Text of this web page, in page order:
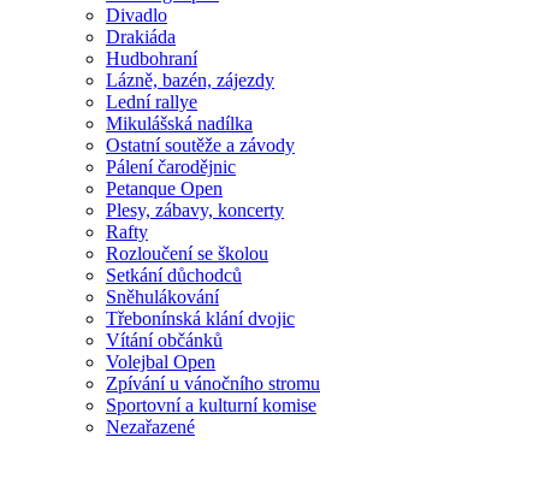
Divadlo
Drakiáda
Hudbohraní
Lázně, bazén, zájezdy
Lední rallye
Mikulášská nadílka
Ostatní soutěže a závody
Pálení čarodějnic
Petanque Open
Plesy, zábavy, koncerty
Rafty
Rozloučení se školou
Setkání důchodců
Sněhulákování
Třebonínská klání dvojic
Vítání občánků
Volejbal Open
Zpívání u vánočního stromu
Sportovní a kulturní komise
Nezařazené